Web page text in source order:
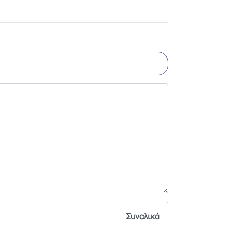
Συνολικά